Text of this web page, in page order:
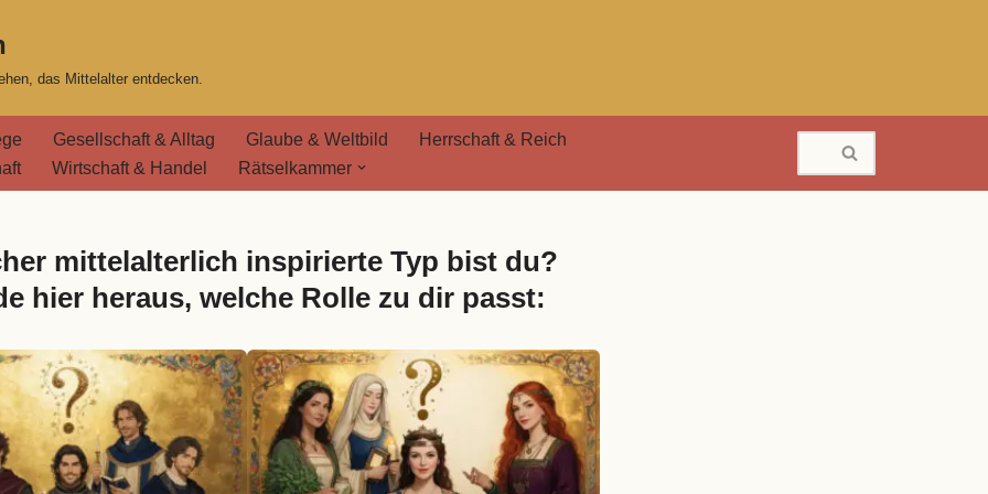
das Mittelalter entdecken.
Gesellschaft & Alltag Glaube & Weltbild
Herrschaft & Reich
Wirtschaft & Handel Rätselkammer
mittelalterlich inspirierte Typ bist du?
hier heraus, welche Rolle zu dir passt: